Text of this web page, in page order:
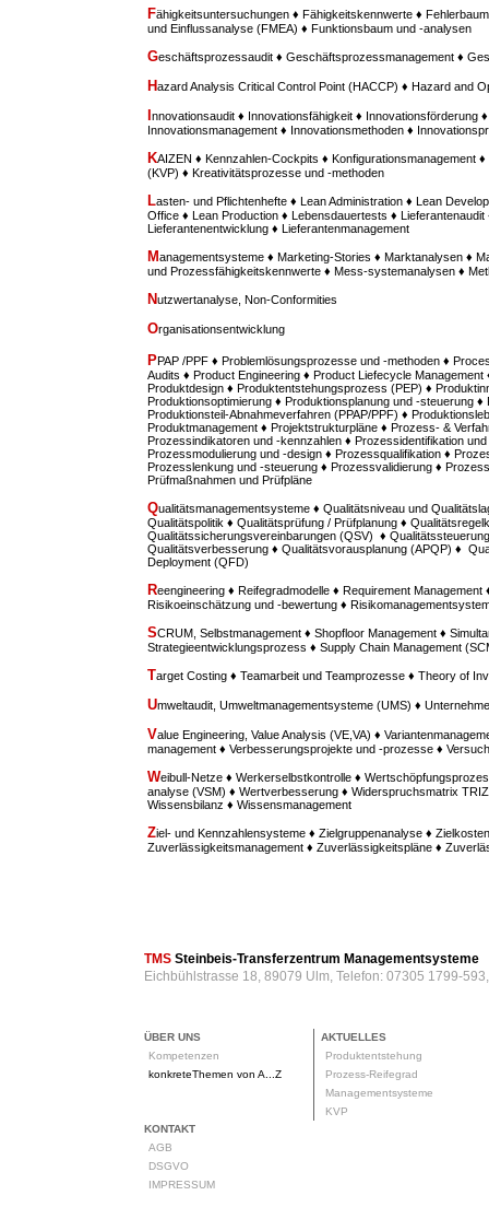
Fähigkeitsuntersuchungen ♦ Fähigkeitskennwerte ♦
und Einflussanalyse (FMEA) ♦ Funktionsbaum und -analysen
Geschäftsprozessaudit ♦ Geschäftsprozessmanagement ♦
Hazard Analysis Critical Control Point (HACCP) ♦ Hazard and
nnovationsaudit ♦ Innovationsfähigkeit ♦ Innovationsförderung
Innovationsmanagement ♦ Innovationsmethoden ♦
KAIZEN ♦ Kennzahlen-Cockpits ♦ Konfigurationsmanagement
(KVP) ♦ Kreativitätsprozesse und -methoden
Lasten- und Pflichtenhefte ♦ Lean Administration ♦ Lean
Office ♦ Lean Production ♦ Lebensdauertests ♦ Lieferantenaudit
Lieferantenentwicklung ♦ Lieferantenmanagement
Managementsysteme ♦ Marketing-Stories ♦ Marktanalysen ♦
und Prozessfähigkeitskennwerte ♦ Mess-systemanalysen ♦
Nutzwertanalyse, Non-Conformities
Organisationsentwicklung
PPAP /PPF ♦ Problemlösungsprozesse und -methoden ♦
Audits ♦ Product Engineering ♦ Product Liefecycle
Produktdesign ♦ Produktentstehungsprozess (PEP) ♦
Produktionsoptimierung ♦ Produktionsplanung und -steuerung
Produktionsteil-Abnahmeverfahren (PPAP/PPF) ♦
Produktmanagement ♦ Projektstrukturpläne ♦ Prozess- &
Prozessindikatoren und -kennzahlen ♦ Prozessidentifikation
Prozessmodulierung und -design ♦ Prozessqualifikation ♦
Prozesslenkung und -steuerung ♦ Prozessvalidierung ♦
Prüfmaßnahmen und Prüfpläne
Qualitätsmanagementsysteme ♦ Qualitätsniveau und
Qualitätspolitik ♦ Qualitätsprüfung / Prüfplanung ♦
Qualitätssicherungsvereinbarungen (QSV) ♦
Qualitätsverbesserung ♦ Qualitätsvorausplanung (APQP) ♦
Deployment (QFD)
Reengineering ♦ Reifegradmodelle ♦ Requirement
Risikoeinschätzung und -bewertung ♦
SCRUM, Selbstmanagement ♦ Shopfloor Management ♦
Strategieentwicklungsprozess ♦ Supply Chain Management
Target Costing ♦ Teamarbeit und Teamprozesse ♦ Theory of
Umweltaudit, Umweltmanagementsysteme (UMS) ♦
Value Engineering, Value Analysis (VE,VA) ♦
management ♦ Verbesserungsprojekte und -prozesse ♦
Weibull-Netze ♦ Werkerselbstkontrolle ♦
analyse (VSM) ♦ Wertverbesserung ♦ Widerspruchsmatrix
Wissensbilanz ♦ Wissensmanagement
Ziel- und Kennzahlensysteme ♦ Zielgruppenanalyse ♦
Zuverlässigkeitsmanagement ♦ Zuverlässigkeitspläne ♦
TMS Steinbeis-Transferzentrum Managementsysteme
Eichbühlstrasse 18, 89079 Ulm, Telefon: 07305 1799-
ÜBER UNS
Kompetenzen
konkreteThemen von A...Z
AKTUELLES
Produktentstehung
Prozess-Reifegrad
Managementsysteme
KVP
KONTAKT
AGB
DSGVO
IMPRESSUM